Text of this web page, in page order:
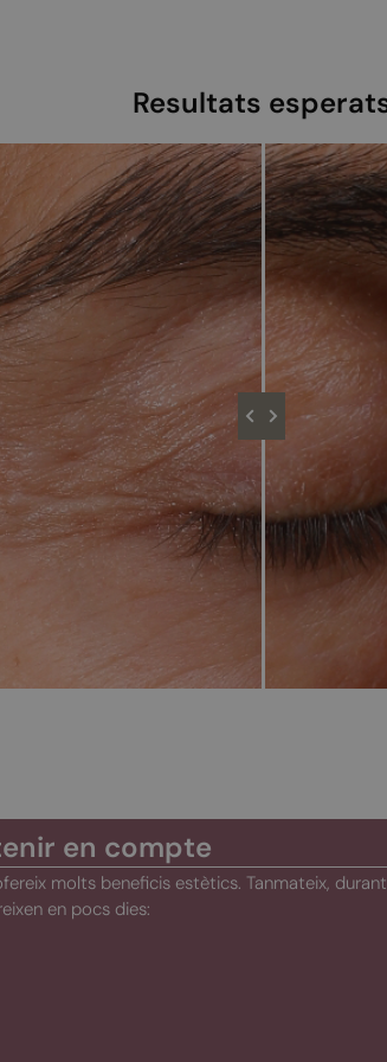
Resultats
en compte
molts beneficis estètics. Tanmateix,
en pocs dies: